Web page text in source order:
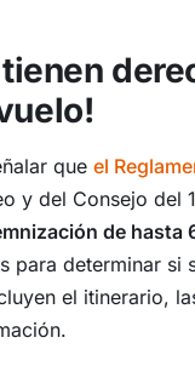
que el
y del Consejo del
de hasta
para determinar si
el itinerario,